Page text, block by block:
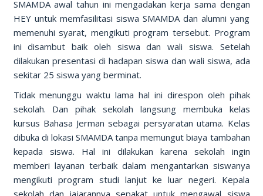
SMAMDA awal tahun ini mengadakan kerja sama dengan
HEY untuk memfasilitasi siswa SMAMDA dan alumni yang
memenuhi syarat, mengikuti program tersebut. Program
ini disambut baik oleh siswa dan wali siswa. Setelah
dilakukan presentasi di hadapan siswa dan wali siswa, ada
sekitar 25 siswa yang berminat.
Tidak menunggu waktu lama hal ini direspon oleh pihak
sekolah. Dan pihak sekolah langsung membuka kelas
kursus Bahasa Jerman sebagai persyaratan utama. Kelas
dibuka di lokasi SMAMDA tanpa memungut biaya tambahan
kepada siswa. Hal ini dilakukan karena sekolah ingin
memberi layanan terbaik dalam mengantarkan siswanya
mengikuti program studi lanjut ke luar negeri. Kepala
sekolah dan jajarannya sepakat untuk mengawal siswa